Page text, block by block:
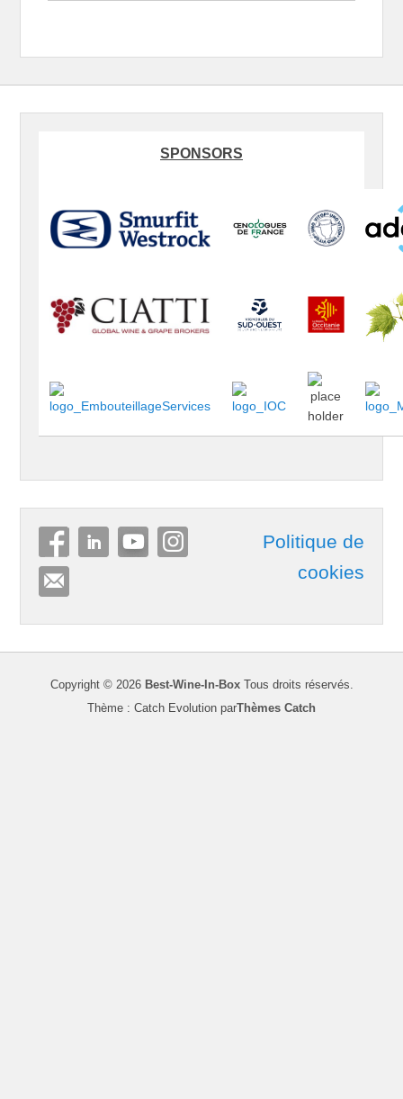
SPONSORS
Politique de
cookies
Copyright © 2026 Best-Wine-In-BoxTous droits réservés.
Thème : Catch Evolution parThèmes Catch